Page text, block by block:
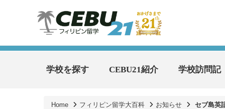
学校を探す CEBU21紹介 学校訪問記
Home フィリピン留学大百科 お知らせ セブ島英